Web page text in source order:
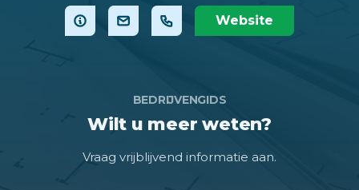
Website
BEDRIJVENGIDS
Wilt u meer weten?
Vraag vrijblijvend informatie aan.